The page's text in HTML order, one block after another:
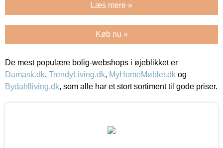
Læs mere »
Køb nu »
De mest populære bolig-webshops i øjeblikket er
Damask.dk, TrendyLiving.dk, MyHomeMøbler.dk og
Bydahlliving.dk, som alle har et stort sortiment til gode priser.